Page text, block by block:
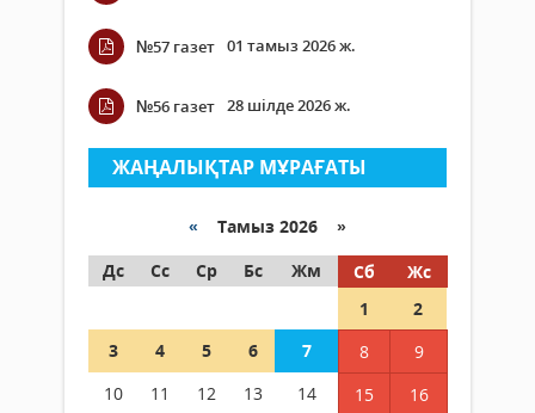
№57 газет 01 тамыз 2026 ж.
№56 газет 28 шілде 2026 ж.
ЖАҢАЛЫҚТАР МҰРАҒАТЫ
« Тамыз 2026 »
Дс
Сс Ср Бс Жм Сб
Жс
1
2
3
4 5 6 7 8
9
10
11 12 13 14 15
16